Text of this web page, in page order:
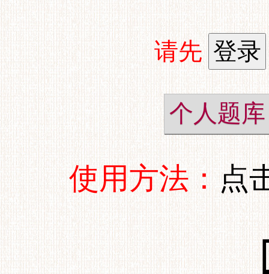
请先
个人题库
使用方法：点